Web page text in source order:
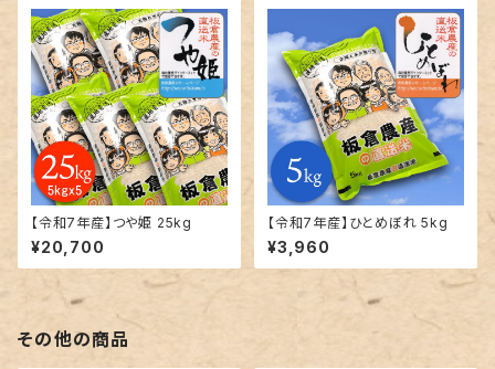
【令和7年産】つや姫 25kg
¥20,700
【令和7年産】ひとめぼれ 5kg
¥3,960
その他の商品